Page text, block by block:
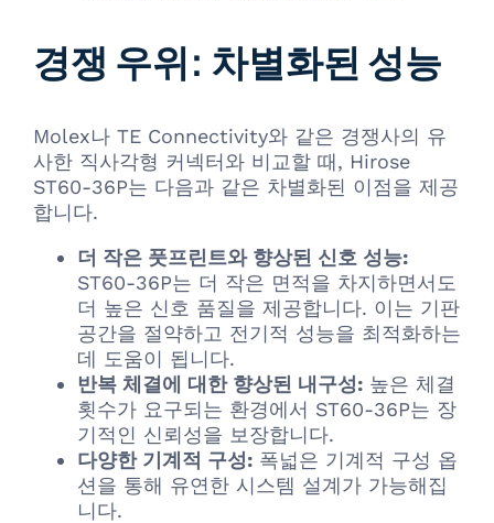
경쟁 우위: 차별화된 성능
Molex나 TE Connectivity와 같은 경쟁사의 유
사한 직사각형 커넥터와 비교할 때, Hirose
ST60-36P는 다음과 같은 차별화된 이점을 제공
합니다.
더 작은 풋프린트와 향상된 신호 성능:
ST60-36P는 더 작은 면적을 차지하면서도
더 높은 신호 품질을 제공합니다. 이는 기판
공간을 절약하고 전기적 성능을 최적화하는
데 도움이 됩니다.
반복 체결에 대한 향상된 내구성: 높은 체결
횟수가 요구되는 환경에서 ST60-36P는 장
기적인 신뢰성을 보장합니다.
다양한 기계적 구성: 폭넓은 기계적 구성 옵
션을 통해 유연한 시스템 설계가 가능해집
니다.